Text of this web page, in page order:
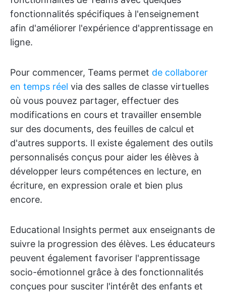
fonctionnalités spécifiques à l'enseignement
afin d'améliorer l'expérience d'apprentissage en
ligne.
Pour commencer, Teams permet de collaborer
en temps réel via des salles de classe virtuelles
où vous pouvez partager, effectuer des
modifications en cours et travailler ensemble
sur des documents, des feuilles de calcul et
d'autres supports. Il existe également des outils
personnalisés conçus pour aider les élèves à
développer leurs compétences en lecture, en
écriture, en expression orale et bien plus
encore.
Educational Insights permet aux enseignants de
suivre la progression des élèves. Les éducateurs
peuvent également favoriser l'apprentissage
socio-émotionnel grâce à des fonctionnalités
conçues pour susciter l'intérêt des enfants et